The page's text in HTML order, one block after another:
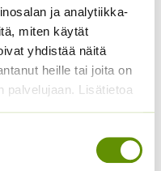
ja analytiikka-
miten käytät
yhdistää näitä
heille tai joita on
palvelujaan. Lisätietoa
Fan
(noin 100 s.)
€ Sisältää arvonlisäveron